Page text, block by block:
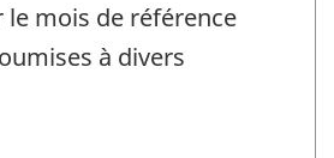
le mois de référence
à divers